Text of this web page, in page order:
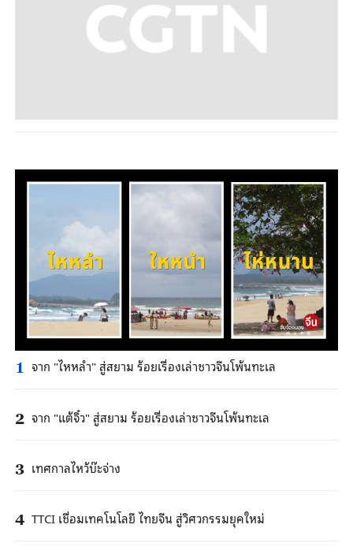
1 จาก "ไหหลํา" สู่สยาม ร้อยเรื่องเล่าชาวจีนโพ้นทะเล
2 จาก "แต้จิ๋ว" สู่สยาม ร้อยเรื่องเล่าชาวจีนโพ้นทะเล
3 เทศกาลไหว้บ๊ะจ่าง
4 TTCI เชื่อมเทคโนโลยี ไทยจีน สู่วิศวกรรมยุคใหม่